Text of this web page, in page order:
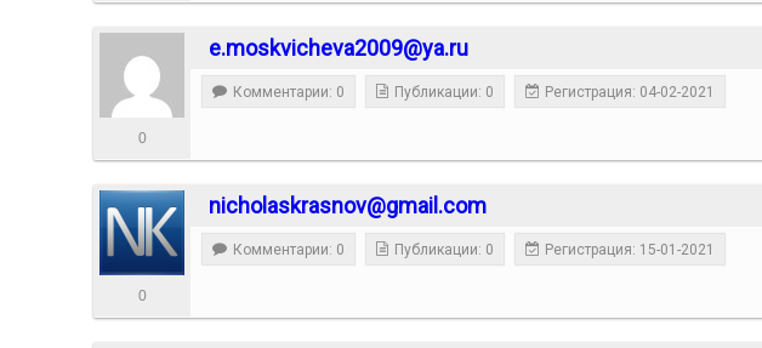
e.moskvicheva2009@ya.ru
0
Комментарии: 0 Публикации: 0 Регистрация: 04-02-2021
nicholaskrasnov@gmail.com
0
Комментарии: 0 Публикации: 0 Регистрация: 15-01-2021